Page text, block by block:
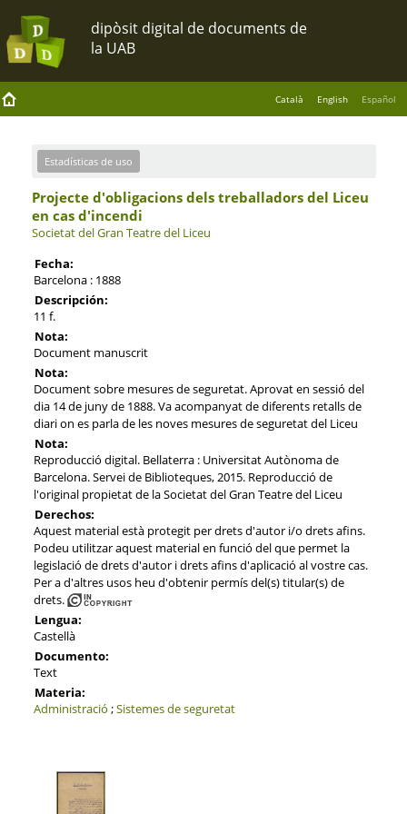
Català English Español
Estadísticas de uso
Projecte d'obligacions dels treballadors del Liceu
en cas d'incendi
Societat del Gran Teatre del Liceu
Fecha:
Barcelona : 1888
Descripción:
11 f.
Nota:
Document manuscrit
Nota:
Document sobre mesures de seguretat. Aprovat en sessió del
dia 14 de juny de 1888. Va acompanyat de diferents retalls de
diari on es parla de les noves mesures de seguretat del Liceu
Nota:
Reproducció digital. Bellaterra : Universitat Autònoma de
Barcelona. Servei de Biblioteques, 2015. Reproducció de
l'original propietat de la Societat del Gran Teatre del Liceu
Derechos:
Aquest material està protegit per drets d'autor i/o drets afins.
Podeu utilitzar aquest material en funció del que permet la
legislació de drets d'autor i drets afins d'aplicació al vostre cas.
Per a d'altres usos heu d'obtenir permís del(s) titular(s) de
drets.
Lengua:
Castellà
Documento:
Text
Materia:
Administració ;Sistemes de seguretat